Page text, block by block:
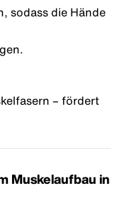
sodass die Hände
– fördert
Muskelaufbau in